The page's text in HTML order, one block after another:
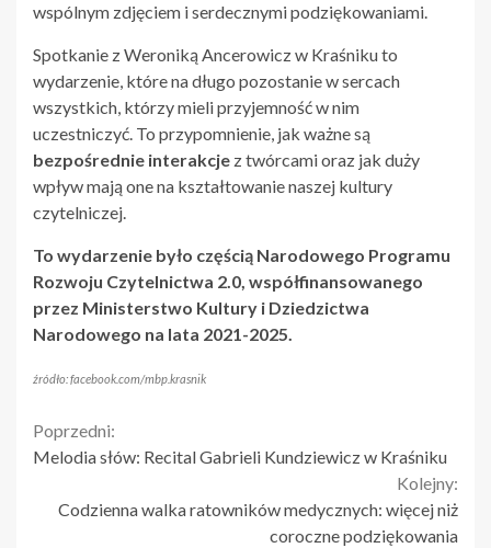
wspólnym zdjęciem i serdecznymi podziękowaniami.
Spotkanie z Weroniką Ancerowicz w Kraśniku to
wydarzenie, które na długo pozostanie w sercach
wszystkich, którzy mieli przyjemność w nim
uczestniczyć. To przypomnienie, jak ważne są
bezpośrednie interakcje z twórcami oraz jak duży
wpływ mają one na kształtowanie naszej kultury
czytelniczej.
To wydarzenie było częścią Narodowego Programu
Rozwoju Czytelnictwa 2.0, współfinansowanego
przez Ministerstwo Kultury i Dziedzictwa
Narodowego na lata 2021-2025.
źródło: facebook.com/mbp.krasnik
Continue
Poprzedni:
Melodia słów: Recital Gabrieli Kundziewicz w Kraśniku
Kolejny:
Codzienna walka ratowników medycznych: więcej niż
coroczne podziękowania